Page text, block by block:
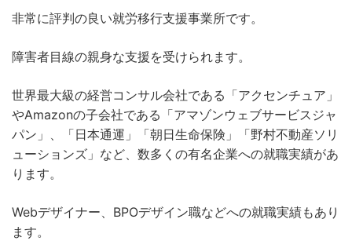
非常に評判の良い就労移行支援事業所です。
障害者目線の親身な支援を受けられます。
世界最大級の経営コンサル会社である「アクセンチュア」
やAmazonの子会社である「アマゾンウェブサービスジャ
パン」、「日本通運」「朝日生命保険」「野村不動産ソリ
ューションズ」など、数多くの有名企業への就職実績があ
ります。
Webデザイナー、BPOデザイン職などへの就職実績もあり
ます。